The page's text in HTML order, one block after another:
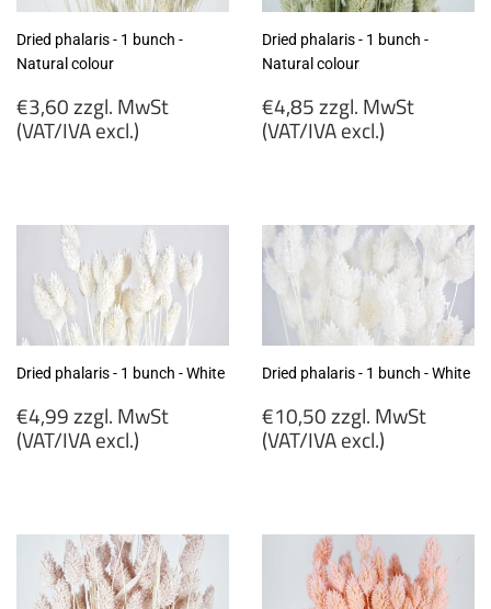
Dried phalaris - 1 bunch -
Natural colour
Regular
price
€3,60 zzgl. MwSt
(VAT/IVA excl.)
MwSt
(VAT/IVA
excl.)
Dried phalaris - 1 bunch -
Natural colour
Regular
price
€4,85 zzgl. MwSt
(VAT/IVA excl.)
MwSt
(VAT/IVA
excl.)
Dried phalaris - 1 bunch - White
Regular
price
€4,99 zzgl. MwSt
(VAT/IVA excl.)
MwSt
(VAT/IVA
excl.)
Dried phalaris - 1 bunch - White
Regular
price
€10,50 zzgl. MwSt
(VAT/IVA excl.)
MwSt
(VAT/IVA
excl.)